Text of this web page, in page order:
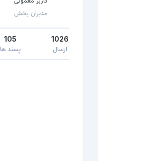
مدیران بخش
1026
ارسال
105
پسند ها